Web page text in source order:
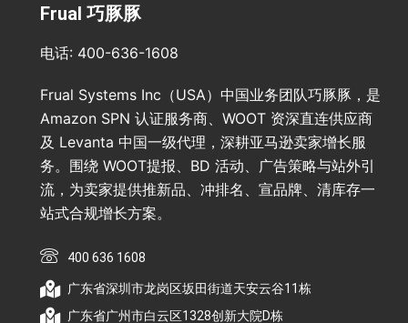
Frual 巧豚豚
电话: 400-636-1608
Frual Systems Inc（USA）中国业务团队巧豚豚，是
Amazon SPN 认证服务商、WOOT 资深直连供应商
及 Levanta 中国一级代理，深耕亚马逊卖家增长服
务。围绕 WOOT提报、BD 活动、广告策略与站外引
流，为卖家提供推新品、冲排名、宣品牌、清库存一
站式合规增长方案。
400 636 1608
广东省深圳市龙岗区坂田街道天安云谷11栋
广东省广州市白云区1328创新大院D栋